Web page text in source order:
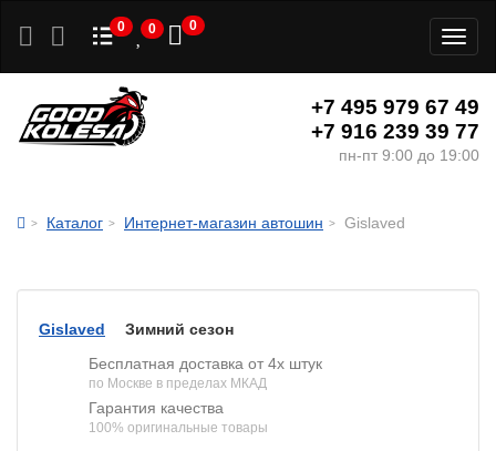
0 0 0
+7 495 979 67 49
+7 916 239 39 77
пн-пт 9:00 до 19:00
Каталог Интернет-магазин автошин Gislaved
Gislaved
Зимний сезон
Бесплатная доставка от 4х штук
по Москве в пределах МКАД
Гарантия качества
100% оригинальные товары